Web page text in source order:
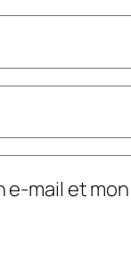
e-mail et